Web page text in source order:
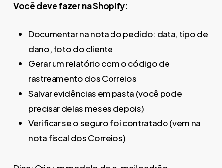
Você deve fazer na Shopify:
Documentar na nota do pedido: data, tipo de
dano, foto do cliente
Gerar um relatório com o código de
rastreamento dos Correios
Salvar evidências em pasta (você pode
precisar delas meses depois)
Verificar se o seguro foi contratado (vem na
nota fiscal dos Correios)